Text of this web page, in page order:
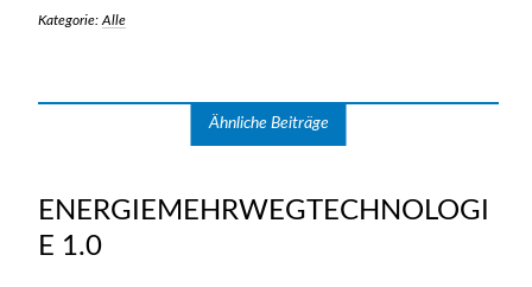
Kategorie: Alle
Ähnliche Beiträge
ENERGIEMEHRWEGTECHNOLOGI
E 1.0